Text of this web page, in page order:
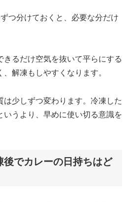
つ分けておくと、必要な分だけ
きるだけ空気を抜いて平らにする
解凍もしやすくなります。
は少しずつ変わります。冷凍した
いうより、早めに使い切る意識を
後でカレーの日持ちはど